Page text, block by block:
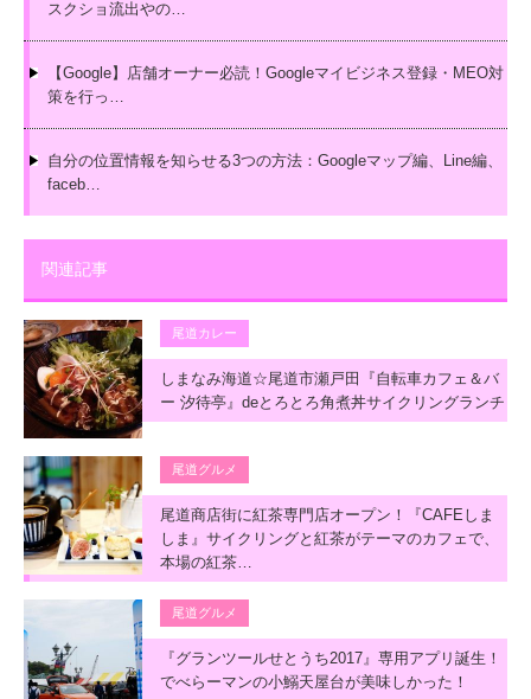
スクショ流出やの…
【Google】店舗オーナー必読！Googleマイビジネス登録・MEO対
策を行っ…
自分の位置情報を知らせる3つの方法：Googleマップ編、Line編、
faceb…
関連記事
尾道カレー
しまなみ海道☆尾道市瀬戸田『自転車カフェ＆バ
ー 汐待亭』deとろとろ角煮丼サイクリングランチ
尾道グルメ
尾道商店街に紅茶専門店オープン！『CAFEしま
しま』サイクリングと紅茶がテーマのカフェで、
本場の紅茶…
尾道グルメ
『グランツールせとうち2017』専用アプリ誕生！
でべらーマンの小鰯天屋台が美味しかった！